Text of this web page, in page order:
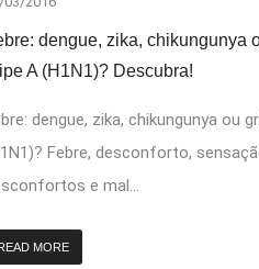
dengue, zika, chikungunya
A (H1N1)? Descubra!
dengue, zika, chikungunya ou
Febre, desconforto,
e mal...
READ MORE